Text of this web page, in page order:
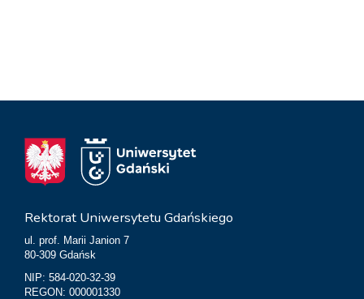
Rektorat Uniwersytetu Gdańskiego
ul. prof. Marii Janion 7
80-309 Gdańsk
NIP: 584-020-32-39
REGON: 000001330